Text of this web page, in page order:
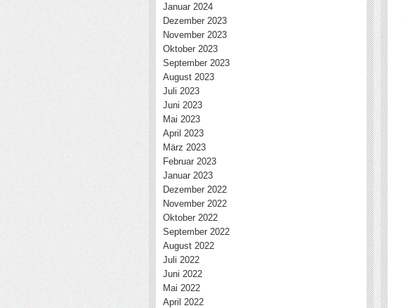
Januar 2024
Dezember 2023
November 2023
Oktober 2023
September 2023
August 2023
Juli 2023
Juni 2023
Mai 2023
April 2023
März 2023
Februar 2023
Januar 2023
Dezember 2022
November 2022
Oktober 2022
September 2022
August 2022
Juli 2022
Juni 2022
Mai 2022
April 2022